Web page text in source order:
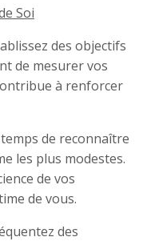
Soi
des objectifs
de mesurer vos
à renforcer
temps de reconnaître
les plus modestes.
de vos
de vous.
des